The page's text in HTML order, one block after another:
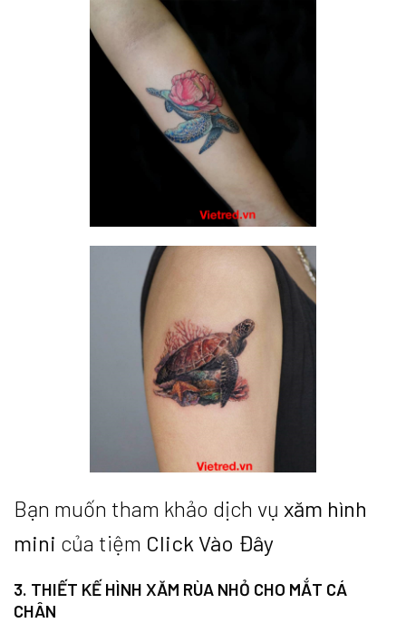
Bạn muốn tham khảo dịch vụ xăm hình
mini của tiệm Click Vào Đây
3. THIẾT KẾ HÌNH XĂM RÙA NHỎ CHO MẮT CÁ
CHÂN